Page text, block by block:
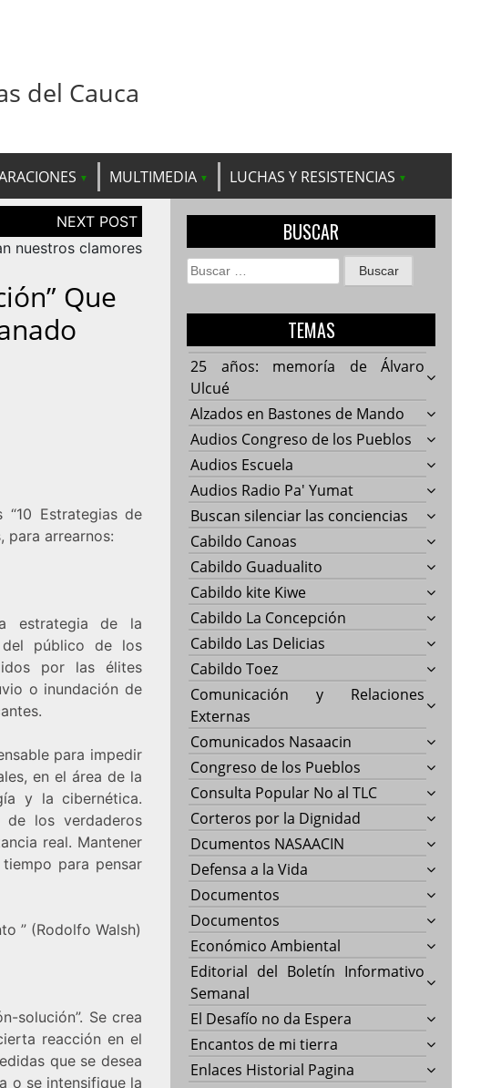
del Cauca
MULTIMEDIA LUCHAS Y RESISTENCIAS
nuestros clamores
Que
Estrategias de
para arrearnos:
estrategia de la
público de los
por las élites
o inundación de
para impedir
en el área de la
y la cibernética.
de los verdaderos
real. Mantener
para pensar
” (Rodolfo Walsh)
solución”. Se crea
reacción en el
que se desea
o se intensifique la
BUSCAR
Buscar:
TEMAS
25 años: memoría de Álvaro
Ulcué
Alzados en Bastones de Mando
Audios Congreso de los Pueblos
Audios Escuela
Audios Radio Pa' Yumat
Buscan silenciar las conciencias
Cabildo Canoas
Cabildo Guadualito
Cabildo kite Kiwe
Cabildo La Concepción
Cabildo Las Delicias
Cabildo Toez
Comunicación y Relaciones
Externas
Comunicados Nasaacin
Congreso de los Pueblos
Consulta Popular No al TLC
Corteros por la Dignidad
Dcumentos NASAACIN
Defensa a la Vida
Documentos
Documentos
Económico Ambiental
Editorial del Boletín Informativo
Semanal
El Desafío no da Espera
Encantos de mi tierra
Enlaces Historial Pagina